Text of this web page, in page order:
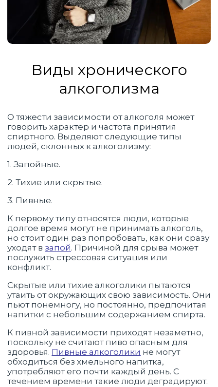
Виды хронического
алкоголизма
О тяжести зависимости от алкоголя может
говорить характер и частота принятия
спиртного. Выделяют следующие типы
людей, склонных к алкоголизму:
1. Запойные.
2. Тихие или скрытые.
3. Пивные.
К первому типу относятся люди, которые
долгое время могут не принимать алкоголь,
но стоит один раз попробовать, как они сразу
уходят в запой. Причиной для срыва может
послужить стрессовая ситуация или
конфликт.
Скрытые или тихие алкоголики пытаются
утаить от окружающих свою зависимость. Они
пьют понемногу, но постоянно, предпочитая
напитки с небольшим содержанием спирта.
К пивной зависимости приходят незаметно,
поскольку не считают пиво опасным для
здоровья. Пивные алкоголики не могут
обходиться без хмельного напитка,
употребляют его почти каждый день. С
течением времени такие люди деградируют.